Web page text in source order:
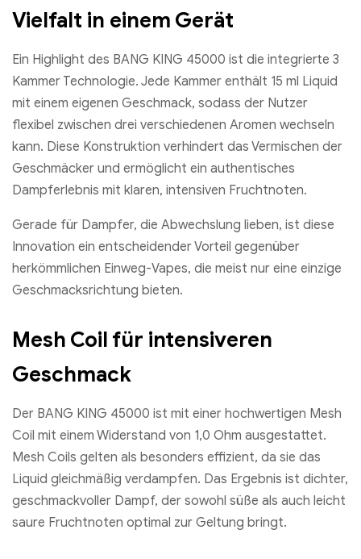
Vielfalt in einem Gerät
Ein Highlight des BANG KING 45000 ist die integrierte 3
Kammer Technologie. Jede Kammer enthält 15 ml Liquid
mit einem eigenen Geschmack, sodass der Nutzer
flexibel zwischen drei verschiedenen Aromen wechseln
kann. Diese Konstruktion verhindert das Vermischen der
Geschmäcker und ermöglicht ein authentisches
Dampferlebnis mit klaren, intensiven Fruchtnoten.
Gerade für Dampfer, die Abwechslung lieben, ist diese
Innovation ein entscheidender Vorteil gegenüber
herkömmlichen Einweg-Vapes, die meist nur eine einzige
Geschmacksrichtung bieten.
Mesh Coil für intensiveren
Geschmack
Der BANG KING 45000 ist mit einer hochwertigen Mesh
Coil mit einem Widerstand von 1,0 Ohm ausgestattet.
Mesh Coils gelten als besonders effizient, da sie das
Liquid gleichmäßig verdampfen. Das Ergebnis ist dichter,
geschmackvoller Dampf, der sowohl süße als auch leicht
saure Fruchtnoten optimal zur Geltung bringt.